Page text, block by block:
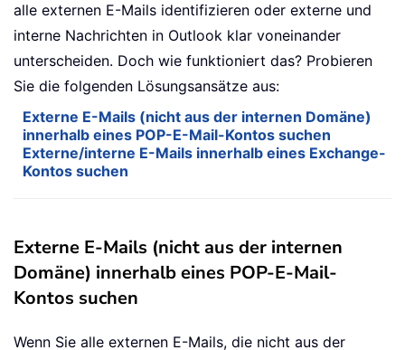
alle externen E-Mails identifizieren oder externe und
interne Nachrichten in Outlook klar voneinander
unterscheiden. Doch wie funktioniert das? Probieren
Sie die folgenden Lösungsansätze aus:
Externe E-Mails (nicht aus der internen Domäne)
innerhalb eines POP-E-Mail-Kontos suchen
Externe/interne E-Mails innerhalb eines Exchange-
Kontos suchen
Externe E-Mails (nicht aus der internen
Domäne) innerhalb eines POP-E-Mail-
Kontos suchen
Wenn Sie alle externen E-Mails, die nicht aus der